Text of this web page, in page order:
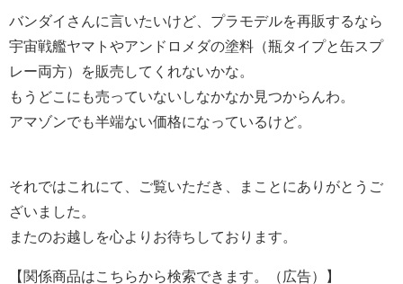
バンダイさんに言いたいけど、プラモデルを再販するなら
宇宙戦艦ヤマトやアンドロメダの塗料（瓶タイプと缶スプ
レー両方）を販売してくれないかな。
もうどこにも売っていないしなかなか見つからんわ。
アマゾンでも半端ない価格になっているけど。
それではこれにて、ご覧いただき、まことにありがとうご
ざいました。
またのお越しを心よりお待ちしております。
【関係商品はこちらから検索できます。（広告）】